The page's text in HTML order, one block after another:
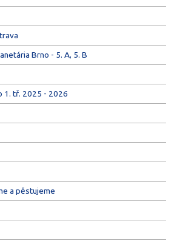
Brno - 5. A, 5. B
1. tř. 2025 - 2026
a pěstujeme